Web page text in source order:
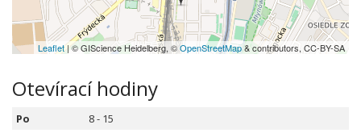
Leaflet| © GIScience Heidelberg, ©OpenStreetMap& contributors, CC-BY-SA
Otevírací hodiny
Po
8 - 15